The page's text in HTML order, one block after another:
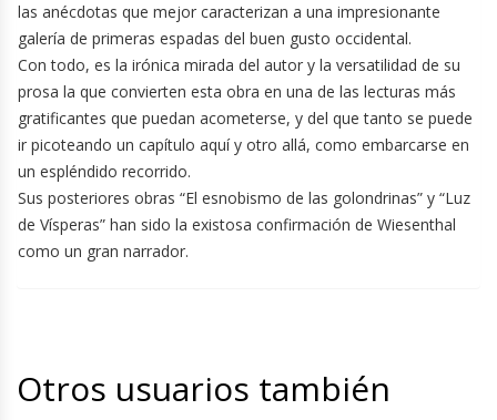
las anécdotas que mejor caracterizan a una impresionante
galería de primeras espadas del buen gusto occidental.
Con todo, es la irónica mirada del autor y la versatilidad de su
prosa la que convierten esta obra en una de las lecturas más
gratificantes que puedan acometerse, y del que tanto se puede
ir picoteando un capítulo aquí y otro allá, como embarcarse en
un espléndido recorrido.
Sus posteriores obras “El esnobismo de las golondrinas” y “Luz
de Vísperas” han sido la existosa confirmación de Wiesenthal
como un gran narrador.
Otros usuarios también